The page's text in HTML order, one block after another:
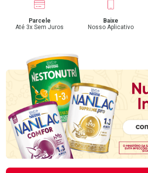
Parcele
Até 3x Sem Juros
Baixe
Nosso Aplicativo